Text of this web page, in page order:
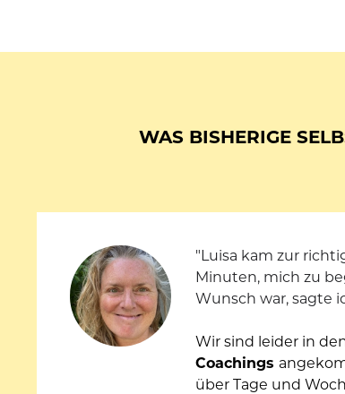
WAS BISHERIGE
"Luisa kam zur
Minuten, mich zu
Wunsch war, sagte
Wir sind leider in
Coachings
über Tage und